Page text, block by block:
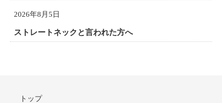
2026年8月5日
ストレートネックと言われた方へ
トップ